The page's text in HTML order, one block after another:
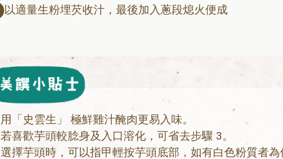
以適量生粉埋芡收汁，最後加入蔥段熄火便成
用「史雲生」 極鮮雞汁醃肉更易入味。
若喜歡芋頭較腍身及入口溶化，可省去步驟 3。
選擇芋頭時，可以指甲輕按芋頭底部，如有白色粉質者為